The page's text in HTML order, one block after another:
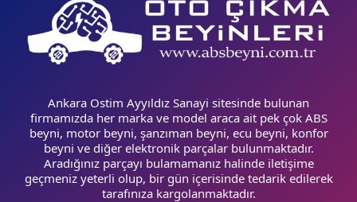
Ankara Ostim Ayyıldız Sanayi sitesinde bulunan
firmamızda her marka ve model araca ait pek çok ABS
beyni, motor beyni, şanzıman beyni, ecu beyni, konfor
beyni ve diğer elektronik parçalar bulunmaktadır.
Aradığınız parçayı bulamamanız halinde iletişime
geçmeniz yeterli olup, bir gün içerisinde tedarik edilerek
tarafınıza kargolanmaktadır.